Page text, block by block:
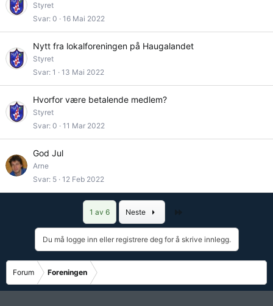
Styret
Svar 0 16 Mai 2022
Nytt fra lokalforeningen på Haugalandet
Styret
Svar 1 13 Mai 2022
Hvorfor være betalende medlem?
Styret
Svar 0 11 Mar 2022
God Jul
Arne
Svar 5 12 Feb 2022
1 av 6 Neste
Du må logge inn eller registrere deg for å skrive innlegg.
Forum Foreningen